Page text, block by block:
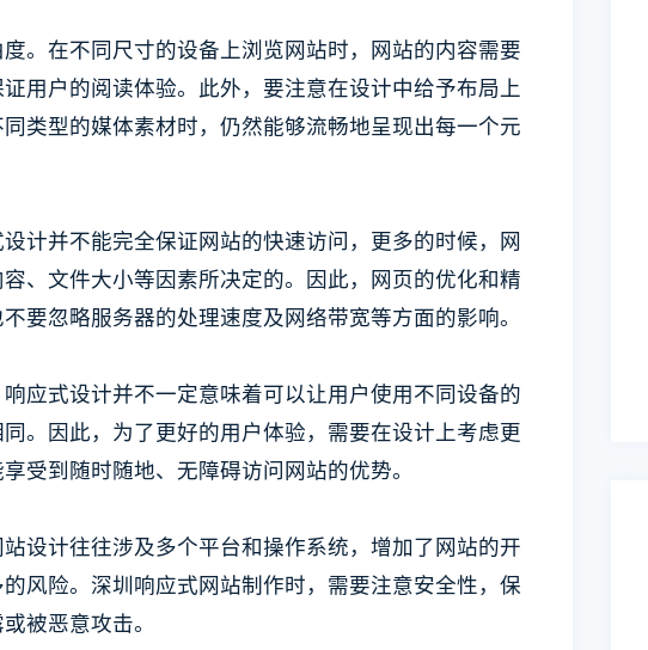
。在不同尺寸的设备上浏览网站时，网站的内容需要
用户的阅读体验。此外，要注意在设计中给予布局上
类型的媒体素材时，仍然能够流畅地呈现出每一个元
计并不能完全保证网站的快速访问，更多的时候，网
、文件大小等因素所决定的。因此，网页的优化和精
要忽略服务器的处理速度及网络带宽等方面的影响。
应式设计并不一定意味着可以让用户使用不同设备的
。因此，为了更好的用户体验，需要在设计上考虑更
受到随时随地、无障碍访问网站的优势。
设计往往涉及多个平台和操作系统，增加了网站的开
风险。深圳响应式网站制作时，需要注意安全性，保
被恶意攻击。